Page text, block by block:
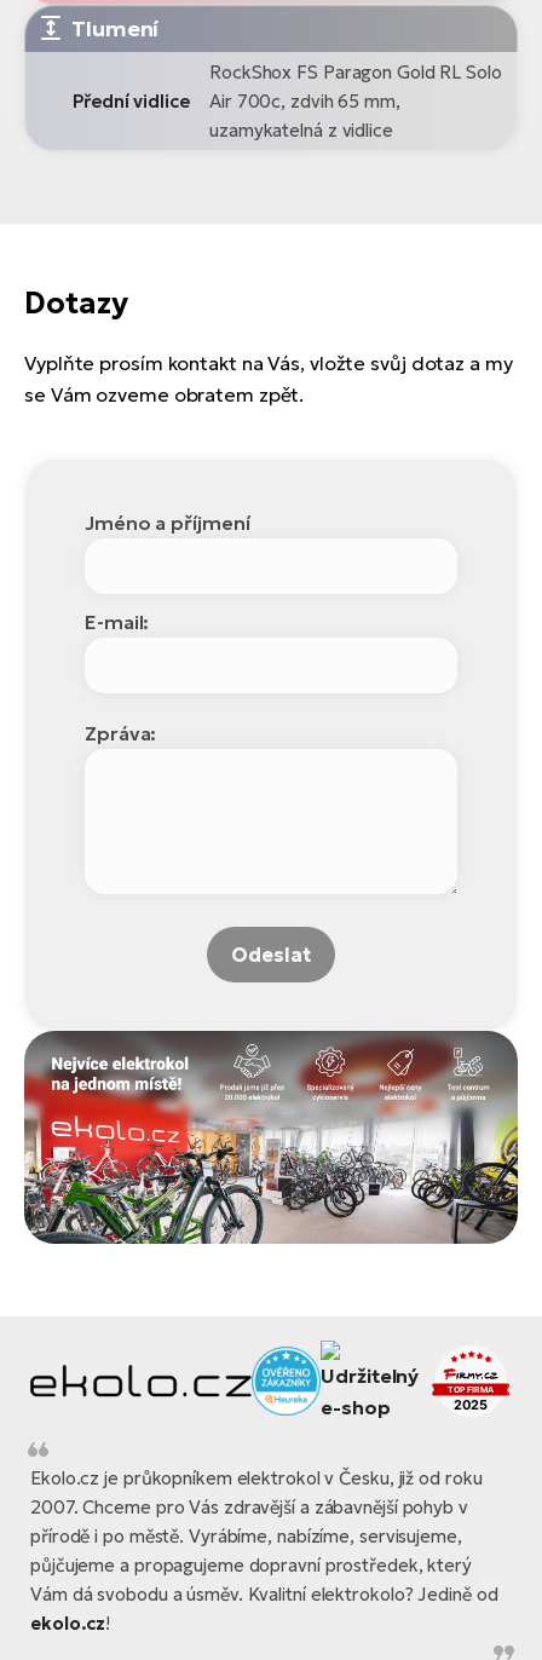
Tlumení
Přední vidlice
RockShox FS Paragon Gold RL Solo
Air 700c, zdvih 65 mm,
uzamykatelná z vidlice
Dotazy
Vyplňte prosím kontakt na Vás, vložte svůj dotaz a my
se Vám ozveme obratem zpět.
Jméno a příjmení
E-mail:
Zpráva:
Odeslat
Ekolo.cz je průkopníkem elektrokol v Česku, již od roku
2007. Chceme pro Vás zdravější a zábavnější pohyb v
přírodě i po městě. Vyrábíme, nabízíme, servisujeme,
půjčujeme a propagujeme dopravní prostředek, který
Vám dá svobodu a úsměv. Kvalitní elektrokolo? Jedině od
ekolo.cz!